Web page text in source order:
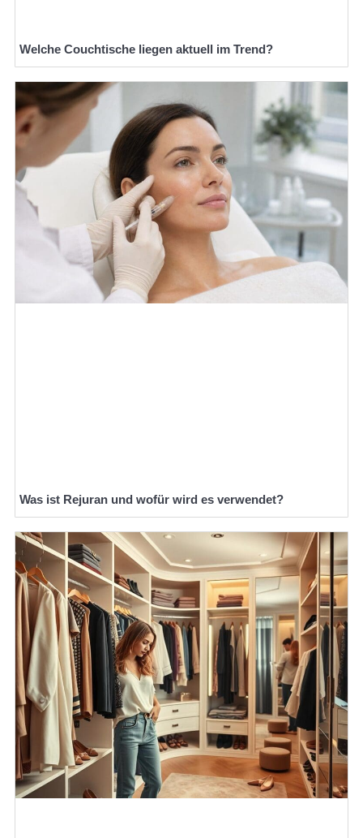
Welche Couchtische liegen aktuell im Trend?
Was ist Rejuran und wofür wird es verwendet?